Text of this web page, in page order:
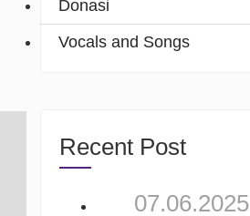
Donasi
Vocals and Songs
Recent Post
07.06.2025